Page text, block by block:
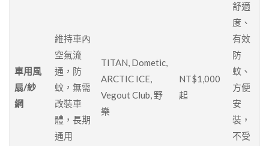
車用風
扇/紗
網
維持車內
空氣流
通，防
蚊，無需
改裝車
體，長期
通用
TITAN, Dometic,
ARCTIC ICE,
Vegout Club, 野
樂
NT$1,000
起
舒適
度、
有效
防
蚊、
方便
安
裝，
不受